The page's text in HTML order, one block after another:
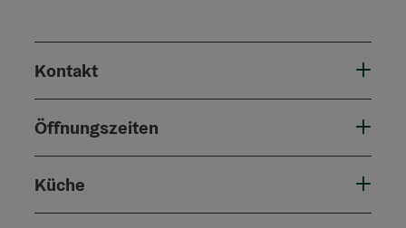
Kontakt
Öffnungszeiten
Küche